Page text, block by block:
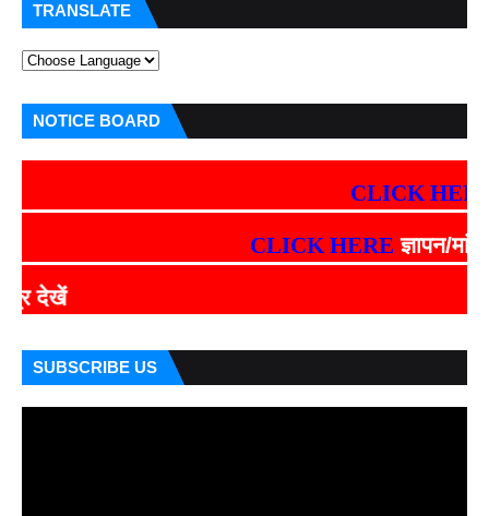
TRANSLATE
NOTICE BOARD
CLICK HEREमान्यता
CLICK HEREज्ञापन/मांगपत्र देखें
SUBSCRIBE US